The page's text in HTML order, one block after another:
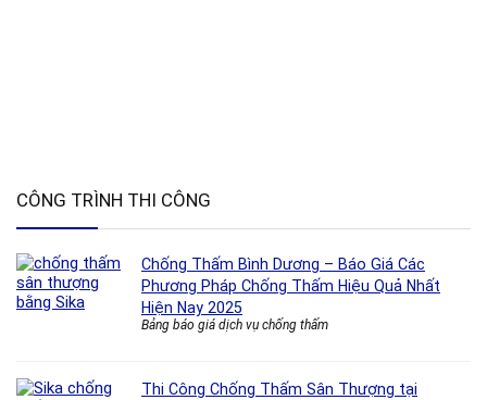
CÔNG TRÌNH THI CÔNG
Chống Thấm Bình Dương – Báo Giá Các
Phương Pháp Chống Thấm Hiệu Quả Nhất
Hiện Nay 2025
Bảng báo giá dịch vụ chống thấm
Thi Công Chống Thấm Sân Thượng tại